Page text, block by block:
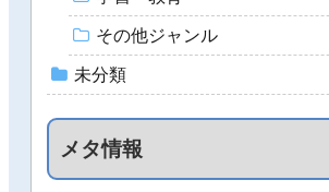
その他ジャンル
未分類
メタ情報